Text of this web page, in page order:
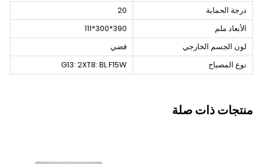
درجة الحماية
20
الأبعاد ملم
390*300*111
لون الجسم الخارجي
فضي
نوع المصباح
G13: 2XT8: BL F15W
منتجات ذات صلة